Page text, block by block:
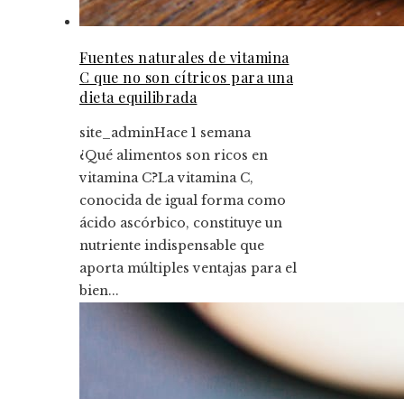
Fuentes naturales de vitamina
C que no son cítricos para una
dieta equilibrada
site_adminHace 1 semana
¿Qué alimentos son ricos en
vitamina C?La vitamina C,
conocida de igual forma como
ácido ascórbico, constituye un
nutriente indispensable que
aporta múltiples ventajas para el
bien...